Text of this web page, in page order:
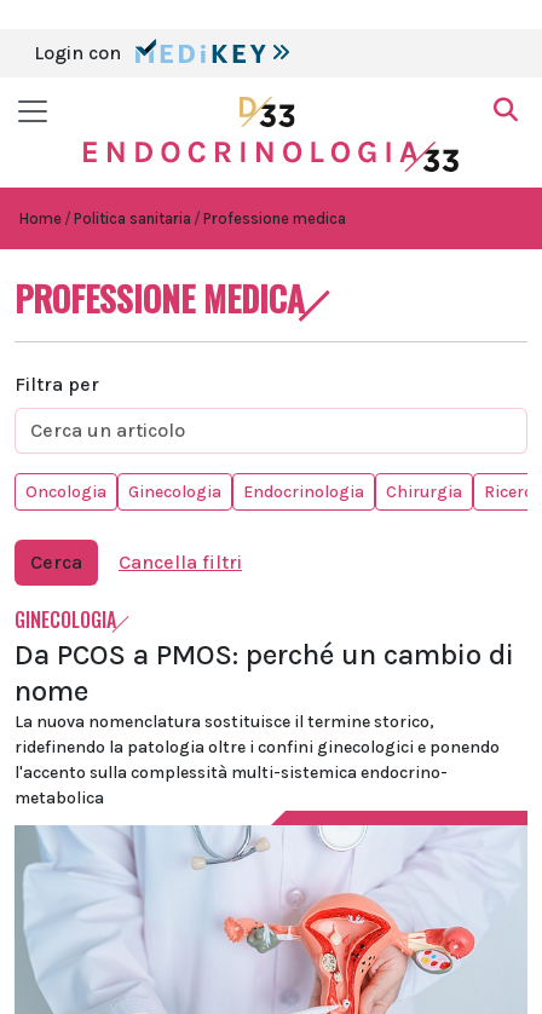
Login con
Home Politica sanitaria Professione medica
PROFESSIONE MEDICA
Filtra per
Oncologia Ginecologia Endocrinologia Chirurgia Ricerca
Cerca Cancella filtri
GINECOLOGIA
Da PCOS a PMOS: perché un cambio di
nome
La nuova nomenclatura sostituisce il termine storico,
ridefinendo la patologia oltre i confini ginecologici e ponendo
l'accento sulla complessità multi-sistemica endocrino-
metabolica